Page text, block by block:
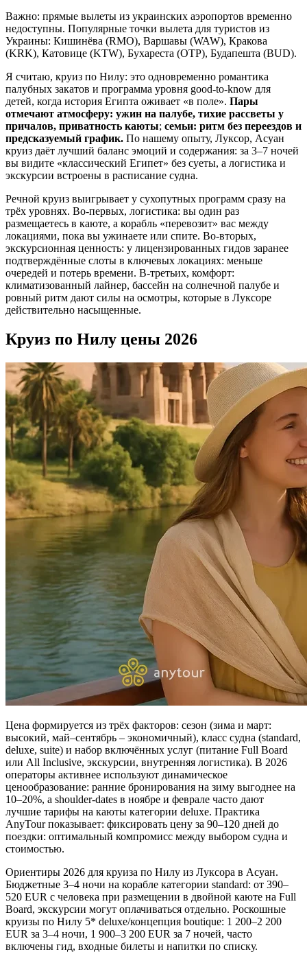
Важно: прямые вылеты из украинских аэропортов временно
недоступны. Популярные точки вылета для туристов из
Украины: Кишинёва (RMO), Варшавы (WAW), Кракова
(KRK), Катовице (KTW), Бухареста (OTP), Будапешта (BUD).
Я считаю, круиз по Нилу: это одновременно романтика
палубных закатов и программа уровня good‑to‑know для
детей, когда история Египта оживает «в поле». Пары
отмечают атмосферу: ужин на палубе, тихие рассветы у
причалов, приватность каюты; семьи: ритм без переездов и
предсказуемый график. По нашему опыту, Луксор, Асуан
круиз даёт лучший баланс эмоций и содержания: за 3–7 ночей
вы видите «классический Египет» без суеты, а логистика и
экскурсии встроены в расписание судна.
Речной круиз выигрывает у сухопутных программ сразу на
трёх уровнях. Во‑первых, логистика: вы один раз
размещаетесь в каюте, а корабль «перевозит» вас между
локациями, пока вы ужинаете или спите. Во‑вторых,
экскурсионная ценность: у лицензированных гидов заранее
подтверждённые слоты в ключевых локациях: меньше
очередей и потерь времени. В‑третьих, комфорт:
климатизованный лайнер, бассейн на солнечной палубе и
ровный ритм дают силы на осмотры, которые в Луксоре
действительно насыщенные.
Круиз по Нилу цены 2026
Цена формируется из трёх факторов: сезон (зима и март:
высокий, май–сентябрь – экономичный), класс судна (standard,
deluxe, suite) и набор включённых услуг (питание Full Board
или All Inclusive, экскурсии, внутренняя логистика). В 2026
операторы активнее используют динамическое
ценообразование: ранние бронирования на зиму выгоднее на
10–20%, а shoulder‑dates в ноябре и феврале часто дают
лучшие тарифы на каюты категории deluxe. Практика
AnyTour показывает: фиксировать цену за 90–120 дней до
поездки: оптимальный компромисс между выбором судна и
стоимостью.
Ориентиры 2026 для круиза по Нилу из Луксора в Асуан.
Бюджетные 3–4 ночи на корабле категории standard: от 390–
520 EUR с человека при размещении в двойной каюте на Full
Board, экскурсии могут оплачиваться отдельно. Роскошные
круизы по Нилу 5* deluxe/концепция boutique: 1 200–2 200
EUR за 3–4 ночи, 1 900–3 200 EUR за 7 ночей, часто
включены гид, входные билеты и напитки по списку.